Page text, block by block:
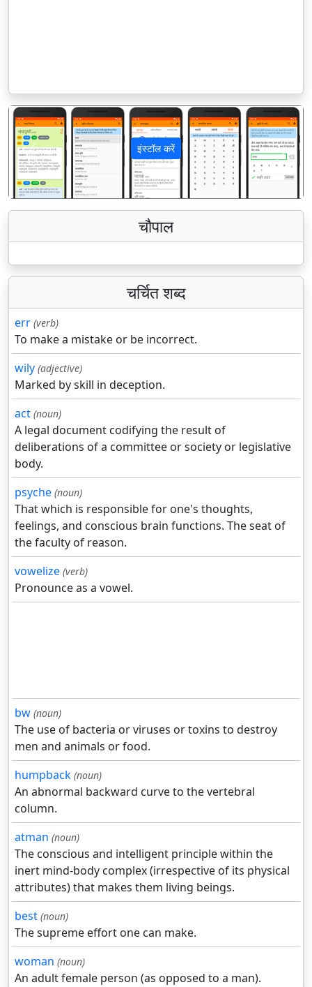
इंस्टॉल करें
पिछला अगला
चौपाल
चर्चित शब्द
err (verb)
To make a mistake or be incorrect.
wily (adjective)
Marked by skill in deception.
act (noun)
A legal document codifying the result of
deliberations of a committee or society or legislative
body.
psyche (noun)
That which is responsible for one's thoughts,
feelings, and conscious brain functions. The seat of
the faculty of reason.
vowelize (verb)
Pronounce as a vowel.
bw (noun)
The use of bacteria or viruses or toxins to destroy
men and animals or food.
humpback (noun)
An abnormal backward curve to the vertebral
column.
atman (noun)
The conscious and intelligent principle within the
inert mind-body complex (irrespective of its physical
attributes) that makes them living beings.
best (noun)
The supreme effort one can make.
woman (noun)
An adult female person (as opposed to a man).